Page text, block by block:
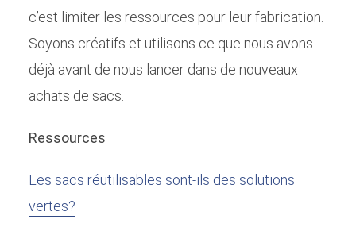
c’est limiter les ressources pour leur fabrication.
Soyons créatifs et utilisons ce que nous avons
déjà avant de nous lancer dans de nouveaux
achats de sacs.
Ressources
Les sacs réutilisables sont-ils des solutions
vertes?